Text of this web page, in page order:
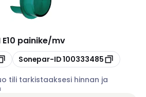
E10 painike/mv
Kopioi
Sonepar-ID100333485
tili tarkistaaksesi hinnan ja